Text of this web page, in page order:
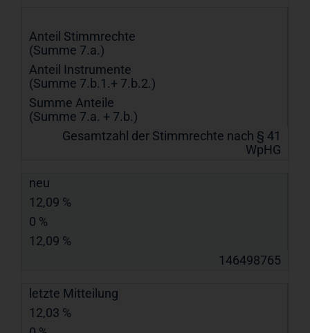
Anteil Stimmrechte
(Summe 7.a.)
Anteil Instrumente
(Summe 7.b.1.+ 7.b.2.)
Summe Anteile
(Summe 7.a. + 7.b.)
Gesamtzahl der Stimmrechte nach § 41
WpHG
neu
12,09 %
0 %
12,09 %
146498765
letzte Mitteilung
12,03 %